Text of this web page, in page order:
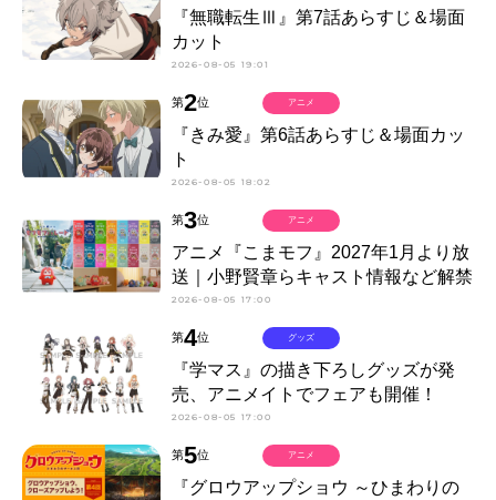
『無職転生Ⅲ』第7話あらすじ＆場面
カット
2026-08-05 19:01
第2位
『きみ愛』第6話あらすじ＆場面カッ
ト
2026-08-05 18:02
アニメ
第3位
アニメ『こまモフ』2027年1月より放
送｜小野賢章らキャスト情報など解禁
2026-08-05 17:00
アニメ
第4位
『学マス』の描き下ろしグッズが発
売、アニメイトでフェアも開催！
2026-08-05 17:00
グッズ
第5位
『グロウアップショウ ～ひまわりの
アニメ